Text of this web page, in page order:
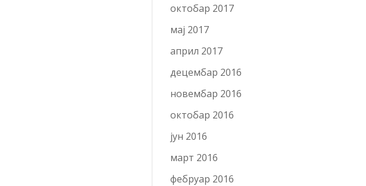
октобар 2017
мај 2017
април 2017
децембар 2016
новембар 2016
октобар 2016
јун 2016
март 2016
фебруар 2016